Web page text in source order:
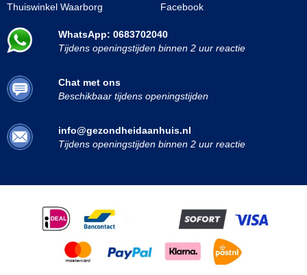
Thuiswinkel Waarborg
Facebook
WhatsApp: 0683702040
Tijdens openingstijden binnen 2 uur reactie
Chat met ons
Beschikbaar tijdens openingstijden
info@gezondheidaanhuis.nl
Tijdens openingstijden binnen 2 uur reactie